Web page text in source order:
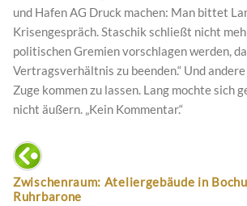
und Hafen AG Druck machen: Man bittet
Krisengespräch. Staschik schließt nicht
politischen Gremien vorschlagen werden,
Vertragsverhältnis zu beenden.“ Und
Zuge kommen zu lassen. Lang mochte sich
nicht äußern. „Kein Kommentar.“
Zwischenraum: Ateliergebäude in
Ruhrbarone